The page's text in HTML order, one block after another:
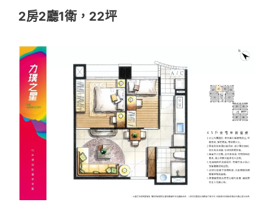
2房2廳1衛，22坪